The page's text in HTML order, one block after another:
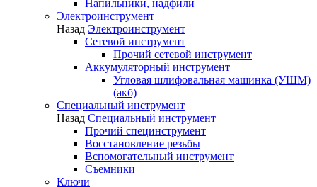
Напильники, надфили
Электроинструмент
Назад Электроинструмент
Сетевой инструмент
Прочий сетевой инструмент
Аккумуляторный инструмент
Угловая шлифовальная машинка (УШМ)
(акб)
Специальный инструмент
Назад Специальный инструмент
Прочий специнструмент
Восстановление резьбы
Вспомогательный инструмент
Съемники
Ключи